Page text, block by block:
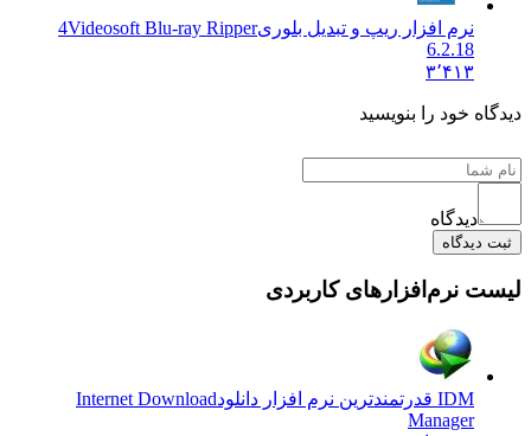
نرم افزار ریپ و تبدیل بلوری 4Videosoft Blu-ray Ripper
۳٬۴۱۳
خود را بنویسید
دیدگاه
نرم‌افزارهای کاربردی
Internet Download
Manager